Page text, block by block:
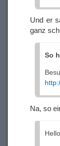
Und er
ganz
So
Na, so